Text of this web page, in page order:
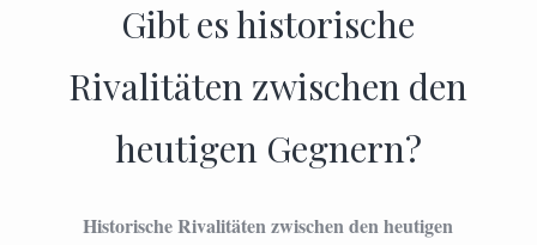
Gibt es historische
Rivalitäten zwischen den
heutigen Gegnern?
Historische Rivalitäten zwischen den heutigen